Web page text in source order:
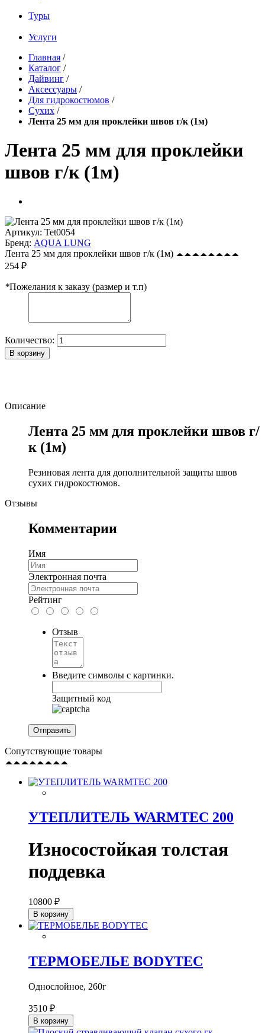
Туры
Услуги
Главная /
Каталог /
Дайвинг /
Аксессуары /
Для гидрокостюмов /
Сухих /
Лента 25 мм для проклейки швов г/к (1м)
Лента 25 мм для проклейки
швов г/к (1м)
Артикул: Tet0054
Бренд: AQUA LUNG
Лента 25 мм для проклейки швов г/к (1м)
254 ₽
*Пожелания к заказу (размер и т.п)
Количество:
В корзину
Описание
Лента 25 мм для проклейки швов г/
к (1м)
Резиновая лента для дополнительной защиты швов
сухих гидрокостюмов.
Отзывы
Комментарии
Имя
Электронная почта
Рейтинг
Отзыв
Введите символы с картинки.
Защитный код
Сопутствующие товары
УТЕПЛИТЕЛЬ WARMTEC 200
Износостойкая толстая
поддевка
10800 ₽
В корзину
ТЕРМОБЕЛЬЕ BODYTEC
Однослойное, 260г
3510 ₽
В корзину